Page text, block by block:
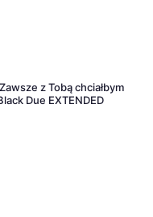
z Tobą chciałbym
Due EXTENDED